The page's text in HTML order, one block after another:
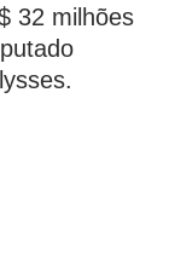
32 milhões